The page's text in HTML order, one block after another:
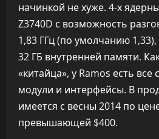
начинкой не хуже. 4-х
Z3740D с возможность
1,83 ГГц (по умолчанию
32 ГБ внутренней памяти.
«китайца», у Ramos есть
модули и интерфейсы. В
имеется с весны 2014 по
превышающей $400.